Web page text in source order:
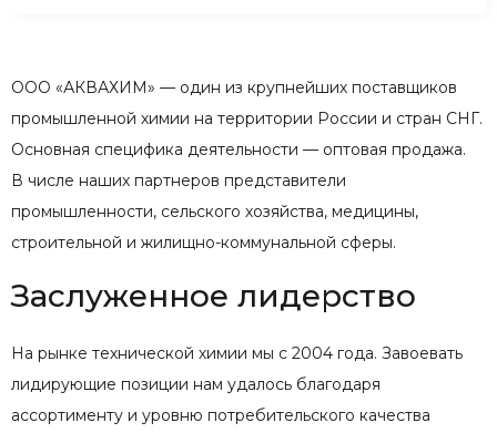
ООО «АКВАХИМ» — один из крупнейших поставщиков
промышленной химии на территории России и стран СНГ.
Основная специфика деятельности — оптовая продажа.
В числе наших партнеров представители
промышленности, сельского хозяйства, медицины,
строительной и жилищно-коммунальной сферы.
Заслуженное лидерство
На рынке технической химии мы с 2004 года. Завоевать
лидирующие позиции нам удалось благодаря
ассортименту и уровню потребительского качества